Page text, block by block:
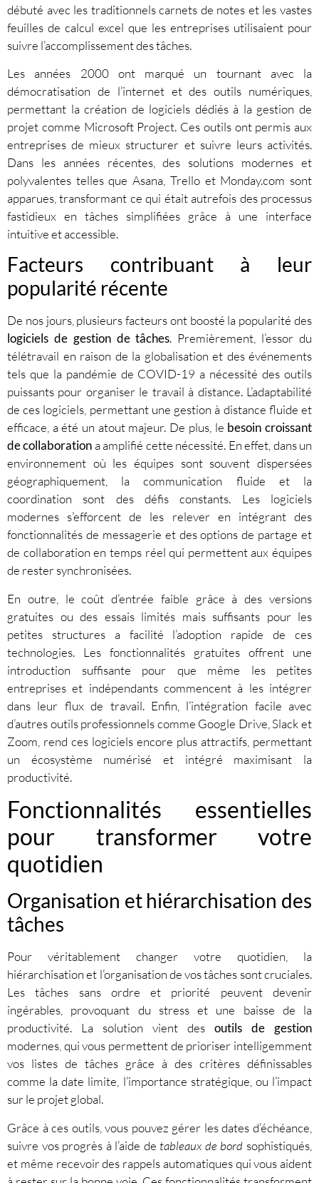
débuté avec les traditionnels carnets de notes et les vastes
feuilles de calcul excel que les entreprises utilisaient pour
suivre l’accomplissement des tâches.
Les années 2000 ont marqué un tournant avec la
démocratisation de l’internet et des outils numériques,
permettant la création de logiciels dédiés à la gestion de
projet comme Microsoft Project. Ces outils ont permis aux
entreprises de mieux structurer et suivre leurs activités.
Dans les années récentes, des solutions modernes et
polyvalentes telles que Asana, Trello et Monday.com sont
apparues, transformant ce qui était autrefois des processus
fastidieux en tâches simplifiées grâce à une interface
intuitive et accessible.
Facteurs contribuant à leur
popularité récente
De nos jours, plusieurs facteurs ont boosté la popularité des
logiciels de gestion de tâches. Premièrement, l’essor du
télétravail en raison de la globalisation et des événements
tels que la pandémie de COVID-19 a nécessité des outils
puissants pour organiser le travail à distance. L’adaptabilité
de ces logiciels, permettant une gestion à distance fluide et
efficace, a été un atout majeur. De plus, le besoin croissant
de collaboration a amplifié cette nécessité. En effet, dans un
environnement où les équipes sont souvent dispersées
géographiquement, la communication fluide et la
coordination sont des défis constants. Les logiciels
modernes s’efforcent de les relever en intégrant des
fonctionnalités de messagerie et des options de partage et
de collaboration en temps réel qui permettent aux équipes
de rester synchronisées.
En outre, le coût d’entrée faible grâce à des versions
gratuites ou des essais limités mais suffisants pour les
petites structures a facilité l’adoption rapide de ces
technologies. Les fonctionnalités gratuites offrent une
introduction suffisante pour que même les petites
entreprises et indépendants commencent à les intégrer
dans leur flux de travail. Enfin, l’intégration facile avec
d’autres outils professionnels comme Google Drive, Slack et
Zoom, rend ces logiciels encore plus attractifs, permettant
un écosystème numérisé et intégré maximisant la
productivité.
Fonctionnalités essentielles
pour transformer votre
quotidien
Organisation et hiérarchisation des
tâches
Pour véritablement changer votre quotidien, la
hiérarchisation et l’organisation de vos tâches sont cruciales.
Les tâches sans ordre et priorité peuvent devenir
ingérables, provoquant du stress et une baisse de la
productivité. La solution vient des outils de gestion
modernes, qui vous permettent de prioriser intelligemment
vos listes de tâches grâce à des critères définissables
comme la date limite, l’importance stratégique, ou l’impact
sur le projet global.
Grâce à ces outils, vous pouvez gérer les dates d’échéance,
suivre vos progrès à l’aide de tableaux de bord sophistiqués,
et même recevoir des rappels automatiques qui vous aident